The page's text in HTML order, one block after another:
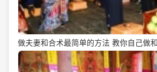
做夫妻和合术最简单的方法 教你自己做